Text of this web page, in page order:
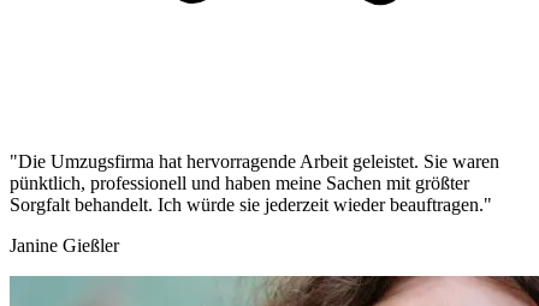
"Die Umzugsfirma hat hervorragende Arbeit geleistet. Sie waren
pünktlich, professionell und haben meine Sachen mit größter
Sorgfalt behandelt. Ich würde sie jederzeit wieder beauftragen."
Janine Gießler